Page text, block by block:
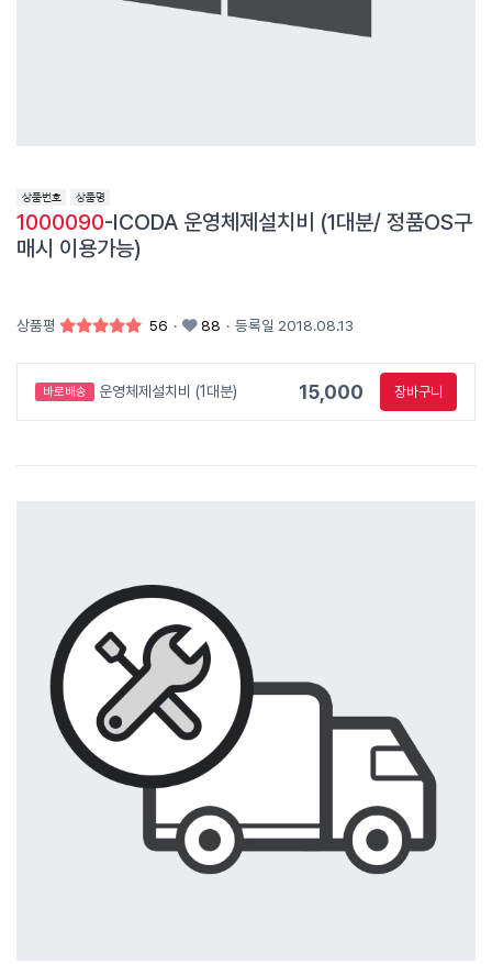
1000090-ICODA 운영체제설치비 (1대분/ 정품OS구
매시 이용가능)
상품평 56 · 88 · 등록일 2018.08.13
바로배송 운영체제설치비 (1대분) 15,000 장바구니